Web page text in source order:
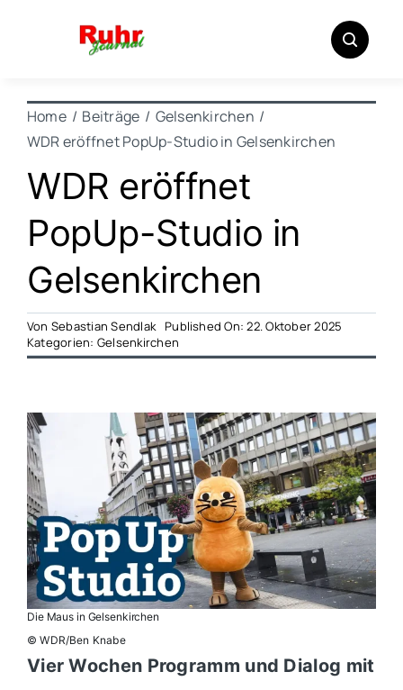
Home Beiträge
Gelsenkirchen
WDR eröffnet PopUp-Studio in Gelsenkirchen
WDR eröffnet
PopUp-Studio in
Gelsenkirchen
Von Sebastian Sendlak Published On: 22. Oktober 2025
Kategorien: Gelsenkirchen
Die Maus in Gelsenkirchen
© WDR/Ben Knabe
Vier Wochen Programm und Dialog mit